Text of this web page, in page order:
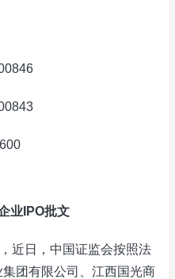
业IPO批文
近日，中国证监会按照法
团有限公司、江西国光商